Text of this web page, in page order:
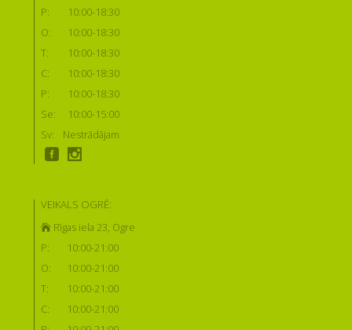
P:
10:00-18:30
O:
10:00-18:30
T:
10:00-18:30
C:
10:00-18:30
P:
10:00-18:30
Se:
10:00-15:00
Sv:
Nestrādājam
VEIKALS OGRĒ:
Rīgas iela 23, Ogre
P:
10:00-21:00
O:
10:00-21:00
T:
10:00-21:00
C:
10:00-21:00